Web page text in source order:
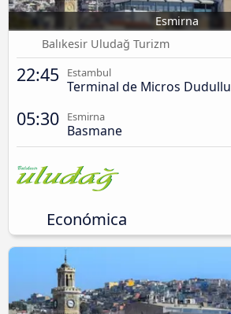
Esmirna
Balıkesir Uludağ Turizm
22:45 Estambul
Terminal de Micros Dudullu
05:30 Esmirna
Basmane
Económica